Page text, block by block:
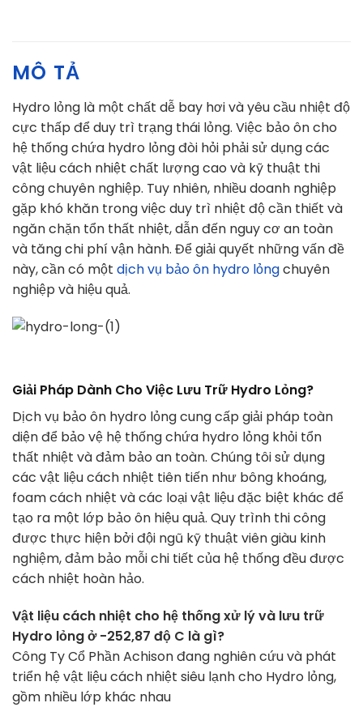
MÔ TẢ
Hydro lỏng là một chất dễ bay hơi và yêu cầu nhiệt độ
cực thấp để duy trì trạng thái lỏng. Việc bảo ôn cho
hệ thống chứa hydro lỏng đòi hỏi phải sử dụng các
vật liệu cách nhiệt chất lượng cao và kỹ thuật thi
công chuyên nghiệp. Tuy nhiên, nhiều doanh nghiệp
gặp khó khăn trong việc duy trì nhiệt độ cần thiết và
ngăn chặn tổn thất nhiệt, dẫn đến nguy cơ an toàn
và tăng chi phí vận hành. Để giải quyết những vấn đề
này, cần có một dịch vụ bảo ôn hydro lỏngchuyên
nghiệp và hiệu quả.
Giải Pháp Dành Cho Việc Lưu Trữ Hydro Lỏng?
Dịch vụ bảo ôn hydro lỏng cung cấp giải pháp toàn
diện để bảo vệ hệ thống chứa hydro lỏng khỏi tổn
thất nhiệt và đảm bảo an toàn. Chúng tôi sử dụng
các vật liệu cách nhiệt tiên tiến như bông khoáng,
foam cách nhiệt và các loại vật liệu đặc biệt khác để
tạo ra một lớp bảo ôn hiệu quả. Quy trình thi công
được thực hiện bởi đội ngũ kỹ thuật viên giàu kinh
nghiệm, đảm bảo mỗi chi tiết của hệ thống đều được
cách nhiệt hoàn hảo.
Vật liệu cách nhiệt cho hệ thống xử lý và lưu trữ
Hydro lỏng ở -252,87 độ C là gì?
Công Ty Cổ Phần Achison đang nghiên cứu và phát
triển hệ vật liệu cách nhiệt siêu lạnh cho Hydro lỏng,
gồm nhiều lớp khác nhau